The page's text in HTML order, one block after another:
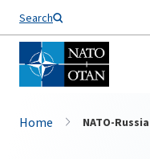
Search
Home NATO-